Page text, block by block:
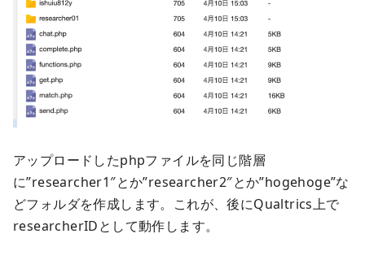
アップロードしたphpファイルを同じ階層
に”researcher1″とか”researcher2″とか”hogehoge”な
どフォルダを作成します。これが、後にQualtrics上で
researcherIDとして動作します。